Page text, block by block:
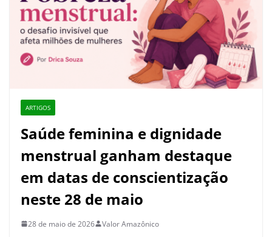
ARTIGOS
Saúde feminina e dignidade
menstrual ganham destaque
em datas de conscientização
neste 28 de maio
28 de maio de 2026 Valor Amazônico